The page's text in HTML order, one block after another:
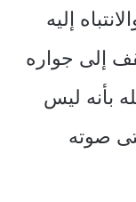
إليه
إلى جواره
بأنه ليس
صوته